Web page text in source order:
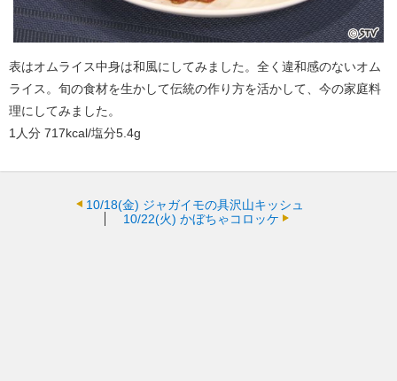
表はオムライス中身は和風にしてみました。全く違和感のないオム
ライス。旬の食材を生かして伝統の作り方を活かして、今の家庭料
理にしてみました。
1人分 717kcal/塩分5.4g
10/18(金) ジャガイモの具沢山キッシュ
10/22(火) かぼちゃコロッケ